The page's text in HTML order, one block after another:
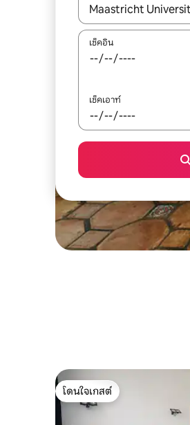
ใช้ลูกศรขึ้นลง หรือใช้ก
เช็คอิน
เช็คเอาท์
โดนใจเกสต์
โดนใจเกสต์